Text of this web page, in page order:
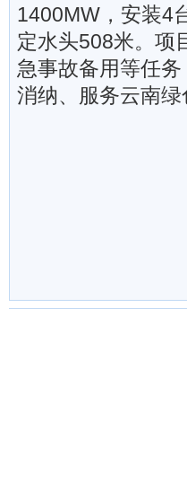
1400MW，安装4
定水头508米。项
急事故备用等任
消纳、服务云南